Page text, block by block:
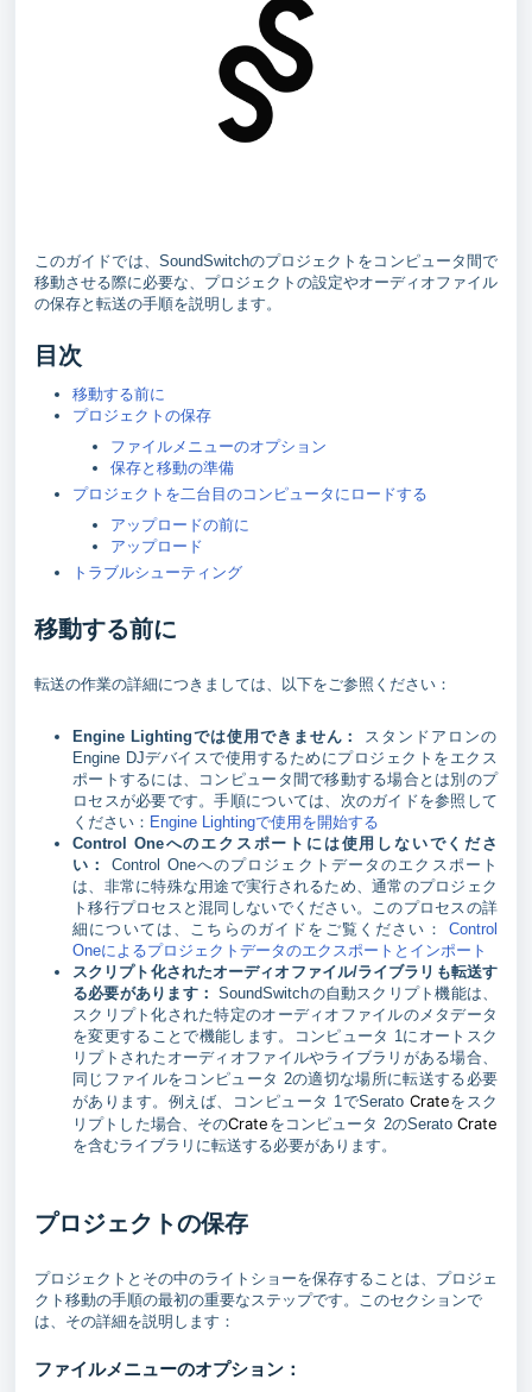
このガイドでは、SoundSwitchのプロジェクトをコンピュータ間で
移動させる際に必要な、プロジェクトの設定やオーディオファイル
の保存と転送の手順を説明します。
目次
移動する前に
プロジェクトの保存
ファイルメニューのオプション
保存と移動の準備
プロジェクトを二台目のコンピュータにロードする
アップロードの前に
アップロード
トラブルシューティング
移動する前に
転送の作業の詳細につきましては、以下をご参照ください：
Engine Lightingでは使用できません： スタンドアロンの
Engine DJデバイスで使用するためにプロジェクトをエクス
ポートするには、コンピュータ間で移動する場合とは別のプ
ロセスが必要です。手順については、次のガイドを参照して
ください： Engine Lightingで使用を開始する
Control Oneへのエクスポートには使用しないでくださ
い：Control Oneへのプロジェクトデータのエクスポート
は、非常に特殊な用途で実行されるため、通常のプロジェク
ト移行プロセスと混同しないでください。このプロセスの詳
細については、こちらのガイドをご覧ください： Control
Oneによるプロジェクトデータのエクスポートとインポート
スクリプト化されたオーディオファイル/ライブラリも転送す
る必要があります：SoundSwitchの自動スクリプト機能は、
スクリプト化された特定のオーディオファイルのメタデータ
を変更することで機能します。コンピュータ 1にオートスク
リプトされたオーディオファイルやライブラリがある場合、
同じファイルをコンピュータ 2の適切な場所に転送する必要
があります。例えば、コンピュータ 1でSerato Crateをスク
リプトした場合、そのCrate をコンピュータ 2のSeratoCrate
を含むライブラリに転送する必要があります。
プロジェクトの保存
プロジェクトとその中のライトショーを保存することは、プロジェ
クト移動の手順の最初の重要なステップです。このセクションで
は、その詳細を説明します：
ファイルメニューのオプション：